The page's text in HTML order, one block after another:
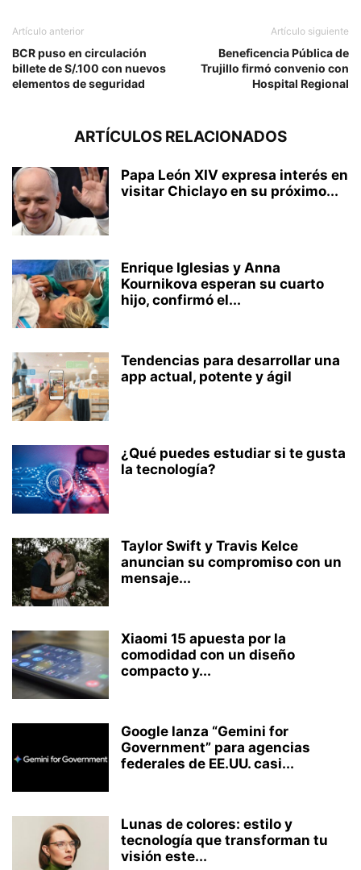
Artículo anterior
BCR puso en circulación
billete de S/.100 con nuevos
elementos de seguridad
Artículo siguiente
Beneficencia Pública de
Trujillo firmó convenio con
Hospital Regional
ARTÍCULOS RELACIONADOS
Papa León XIV expresa interés en
visitar Chiclayo en su próximo...
Enrique Iglesias y Anna
Kournikova esperan su cuarto
hijo, confirmó el...
Tendencias para desarrollar una
app actual, potente y ágil
¿Qué puedes estudiar si te gusta
la tecnología?
Taylor Swift y Travis Kelce
anuncian su compromiso con un
mensaje...
Xiaomi 15 apuesta por la
comodidad con un diseño
compacto y...
Google lanza “Gemini for
Government” para agencias
federales de EE.UU. casi...
Lunas de colores: estilo y
tecnología que transforman tu
visión este...